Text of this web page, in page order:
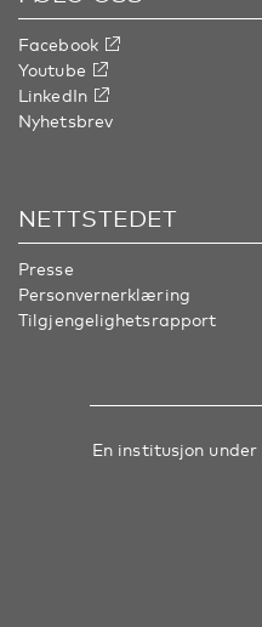
Facebook
Youtube
LinkedIn
Nyhetsbrev
NETTSTEDET
Presse
Personvernerklæring
Tilgjengelighetsrapport
En institusjon under